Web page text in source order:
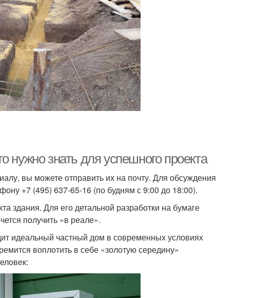
нужно знать для успешного проекта
вы можете отправить их на почту. Для обсуждения
+7 (495) 637-65-16 (по будням с 9:00 до 18:00).
здания. Для его детальной разработки на бумаге
получить «в реале».
идеальный частный дом в современных условиях
воплотить в себе «золотую середину»